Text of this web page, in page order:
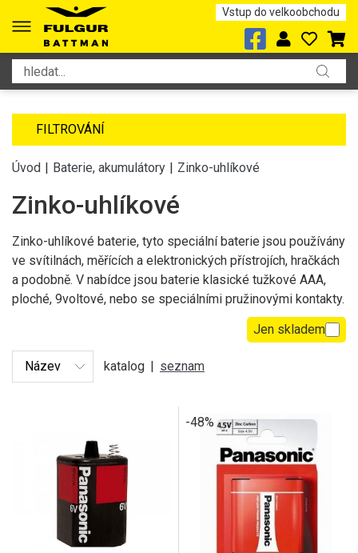
Vstup do velkoobchodu
FILTROVÁNÍ
Úvod | Baterie, akumulátory | Zinko-uhlíkové
Zinko-uhlíkové
Zinko-uhlíkové baterie, tyto speciální baterie jsou používány
ve svítilnách, měřících a elektronických přístrojích, hračkách
a podobně. V nabídce jsou baterie klasické tužkové AAA,
ploché, 9voltové, nebo se speciálními pružinovými kontakty.
Jen skladem
katalog | seznam
-48%